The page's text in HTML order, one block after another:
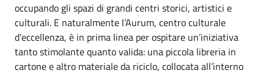
occupando gli spazi di grandi centri storici, artistici e
culturali. E naturalmente l’Aurum, centro culturale
d’eccellenza, è in prima linea per ospitare un’iniziativa
tanto stimolante quanto valida: una piccola libreria in
cartone e altro materiale da riciclo, collocata all’interno